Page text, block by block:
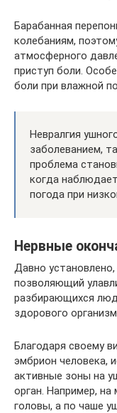
Барабанная
колебаниям,
атмосферного
приступ боли.
боли при влажной
Невралгия
заболеванием,
проблема
когда
погода при
Нервные
Давно
позволяющий
разбирающихся
здорового
Благодаря своему
эмбрион человека,
активные зоны на
орган. Например,
головы, а по чаше